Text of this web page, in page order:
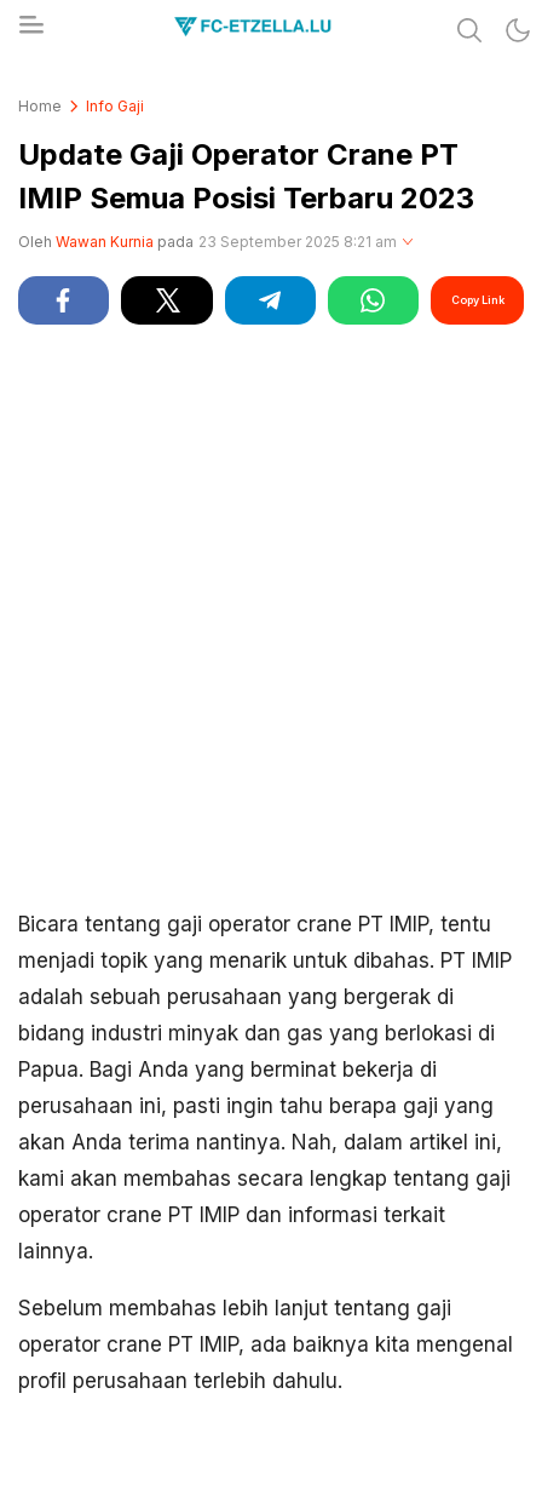
Home Info Gaji
Update Gaji Operator Crane PT
IMIP Semua Posisi Terbaru 2023
Oleh Wawan Kurnia pada 23 September 2025 8:21 am
Copy Link
Bicara tentang gaji operator crane PT IMIP, tentu
menjadi topik yang menarik untuk dibahas. PT IMIP
adalah sebuah perusahaan yang bergerak di
bidang industri minyak dan gas yang berlokasi di
Papua. Bagi Anda yang berminat bekerja di
perusahaan ini, pasti ingin tahu berapa gaji yang
akan Anda terima nantinya. Nah, dalam artikel ini,
kami akan membahas secara lengkap tentang gaji
operator crane PT IMIP dan informasi terkait
lainnya.
Sebelum membahas lebih lanjut tentang gaji
operator crane PT IMIP, ada baiknya kita mengenal
profil perusahaan terlebih dahulu.